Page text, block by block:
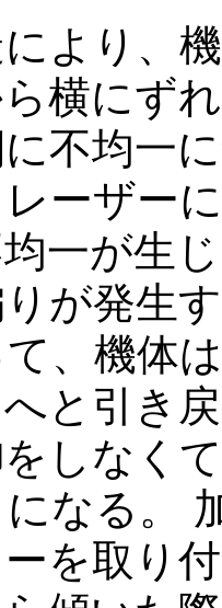
より、
横にず
不均一
ーザー
一が生
が発生
、機体
と引き
しなく
なる。
を取り